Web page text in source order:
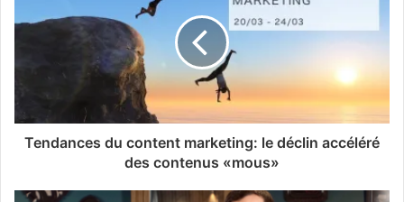
Tendances du content marketing: le déclin accéléré
des contenus «mous»